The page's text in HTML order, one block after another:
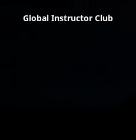
Global Instructor Club